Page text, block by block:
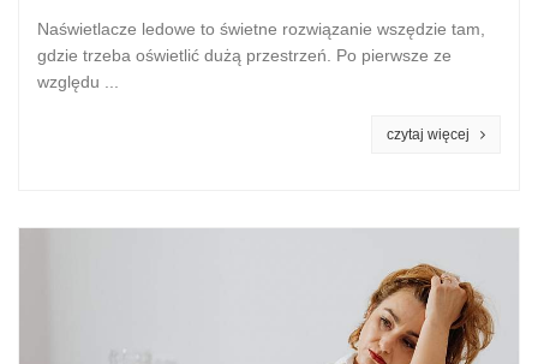
Naświetlacze ledowe to świetne rozwiązanie wszędzie tam,
gdzie trzeba oświetlić dużą przestrzeń. Po pierwsze ze
względu ...